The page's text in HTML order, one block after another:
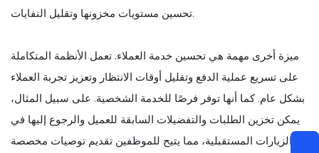
تحسين مستويات مخزونها وتقليل النفايات.
ميزة أخرى مهمة هي تحسين خدمة العملاء. تعمل الأنظمة المتكاملة
على تسريع عملية الدفع وتقليل أوقات الانتظار وتعزيز تجربة العملاء
بشكل عام. كما أنها توفر فرصًا للخدمة الشخصية. على سبيل المثال،
يمكن تخزين الطلبات والتفضيلات السابقة للعميل والرجوع إليها في